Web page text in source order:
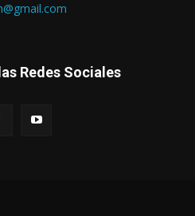
Redes Sociales